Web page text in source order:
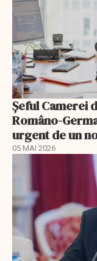
Șeful Camerei
Româno-
urgent de un
05 MAI 2026